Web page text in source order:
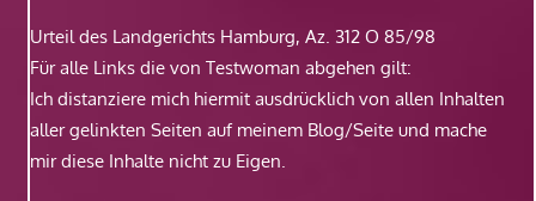
Urteil des Landgerichts Hamburg, Az. 312 O 85/98
Für alle Links die von Testwoman abgehen gilt:
Ich distanziere mich hiermit ausdrücklich von allen Inhalten
aller gelinkten Seiten auf meinem Blog/Seite und mache
mir diese Inhalte nicht zu Eigen.